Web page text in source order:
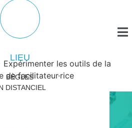
Expérimenter les outils de la
de facilitateur·rice
LIEU
BÈGLES
DISTANCIEL